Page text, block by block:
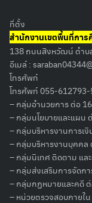
ที่ตั้ง
สำนักงานเขตพื้นที่กา
138 ถนนสิงหวัฒน์ ตำบ
อีเมล์ :
โทรศัพท์
โทรศัพท์ 055-
– กลุ่มอำนวยการ ต่อ 16
– กลุ่มนโยบายและแผน
– กลุ่มบริหารงานการเ
– กลุ่มบริหารงานบุคคล
– กลุ่มนิเทศ ติดตาม แล
– กลุ่มส่งเสริมการจัดก
– กลุ่มกฏหมายและคดี
– หน่วยตรวจสอบภายใ